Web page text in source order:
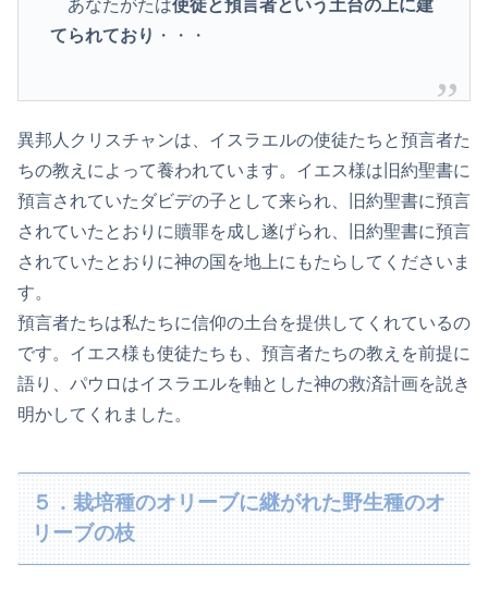
あなたがたは使徒と預言者という土台の上に建
てられており ・・・
異邦人クリスチャンは、イスラエルの使徒たちと預言者た
ちの教えによって養われています。イエス様は旧約聖書に
預言されていたダビデの子として来られ、旧約聖書に預言
されていたとおりに贖罪を成し遂げられ、旧約聖書に預言
されていたとおりに神の国を地上にもたらしてくださいま
す。
預言者たちは私たちに信仰の土台を提供してくれているの
です。イエス様も使徒たちも、預言者たちの教えを前提に
語り、パウロはイスラエルを軸とした神の救済計画を説き
明かしてくれました。
５．栽培種のオリーブに継がれた野生種のオ
リーブの枝